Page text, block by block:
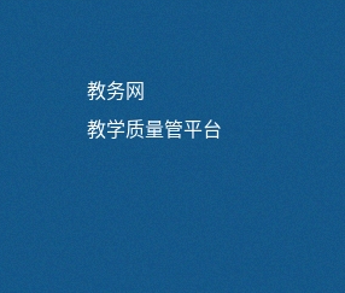
教务网
教学质量管平台